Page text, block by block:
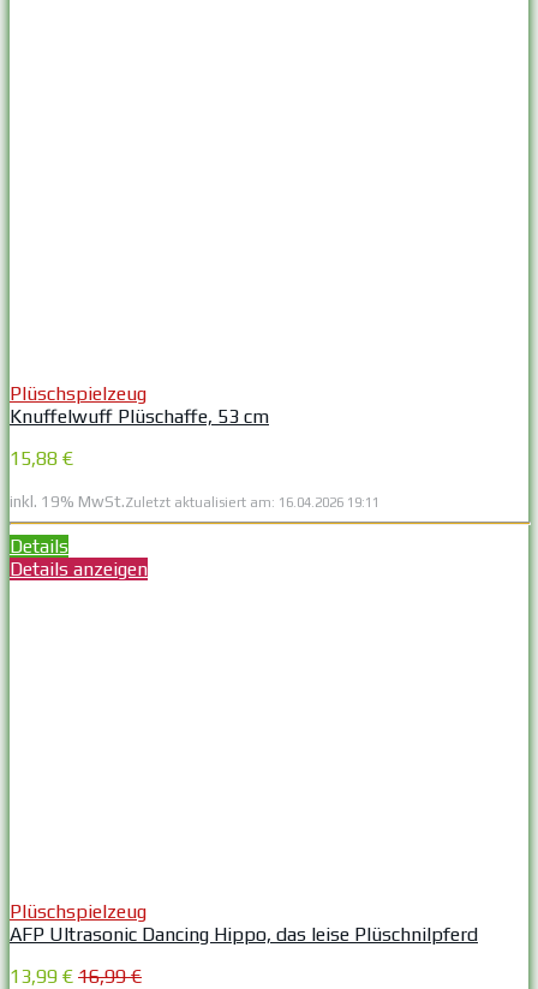
Plüschspielzeug
Knuffelwuff Plüschaffe, 53 cm
15,88 €
inkl. 19% MwSt.Zuletzt aktualisiert am: 16.04.2026 19:11
Details
Details anzeigen
Plüschspielzeug
AFP Ultrasonic Dancing Hippo, das leise Plüschnilpferd
13,99 € 16,99 €